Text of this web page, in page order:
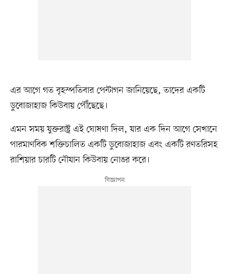
এর আগে গত বৃহস্পতিবার পেন্টাগন জানিয়েছে, তাদের একটি
ডুবোজাহাজ কিউবায় পৌঁছেছে।
এমন সময় যুক্তরাষ্ট্র এই ঘোষণা দিল, যার এক দিন আগে সেখানে
পারমাণবিক শক্তিচালিত একটি ডুবোজাহাজ এবং একটি রণতরিসহ
রাশিয়ার চারটি নৌযান কিউবায় নোঙর করে।